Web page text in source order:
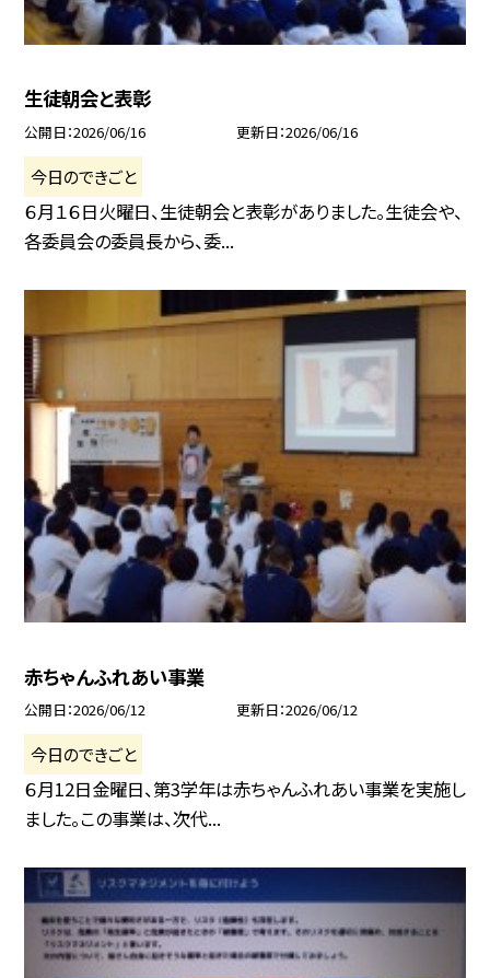
生徒朝会と表彰
公開日 2026/06/16 更新日 2026/06/16
今日のできごと
６月１６日火曜日、生徒朝会と表彰がありました。生徒会や、
各委員会の委員長から、委...
赤ちゃんふれあい事業
公開日 2026/06/12 更新日 2026/06/12
今日のできごと
６月12日金曜日、第3学年は赤ちゃんふれあい事業を実施し
ました。この事業は、次代...